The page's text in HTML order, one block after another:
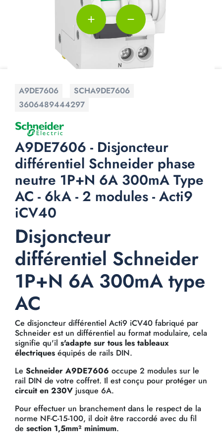
A9DE7606
SCHA9DE7606
3606489444297
A9DE7606 - Disjoncteur
différentiel Schneider phase
neutre 1P+N 6A 300mA Type
AC - 6kA - 2 modules - Acti9
iCV40
Disjoncteur
différentiel Schneider
1P+N 6A 300mA type
AC
Ce disjoncteur différentiel Acti9 iCV40 fabriqué par
Schneider est un différentiel au format modulaire, cela
signifie qu'il s'adapte sur tous les tableaux
électriques équipés de rails DIN.
Le Schneider A9DE7606 occupe 2 modules sur le
rail DIN de votre coffret. Il est conçu pour protéger un
circuit en 230V jusque 6A.
Pour effectuer un branchement dans le respect de la
norme NF-C-15-100, il doit être raccordé avec du fil
de section 1,5mm² minimum.
add remove